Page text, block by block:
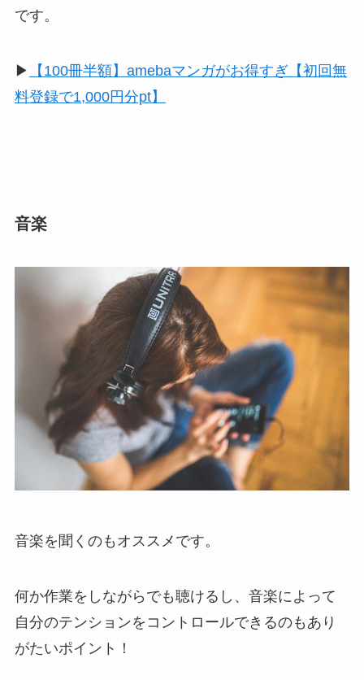
です。
▶︎
【100冊半額】amebaマンガがお得すぎ【初回無
料登録で1,000円分pt】
音楽
音楽を聞くのもオススメです。
何か作業をしながらでも聴けるし、音楽によって
自分のテンションをコントロールできるのもあり
がたいポイント！